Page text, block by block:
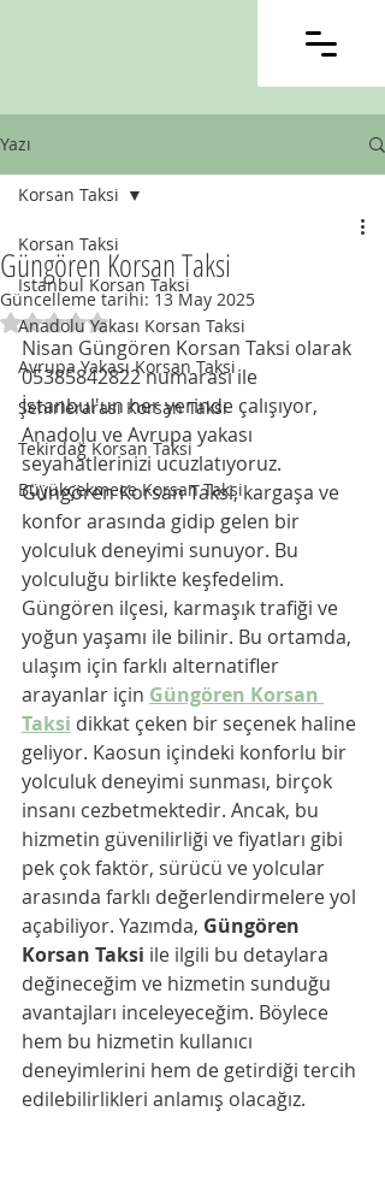
Yazı
Korsan Taksi
İstanbul Korsan Taksi
Anadolu Yakası Korsan Taksi
Avrupa Yakası Korsan Taksi
Şehirlerarası Korsan Taksi
Tekirdağ Korsan Taksi
Büyükçekmece Korsan Taksi
Korsan Taksi
Güngören Korsan Taksi
Güncelleme tarihi: 13 May 2025
5 üzerinden NaN yıldız
Nisan Güngören Korsan Taksi olarak
05385842822 numarası ile
İstanbul'un her yerinde çalışıyor,
Anadolu ve Avrupa yakası
seyahatlerinizi ucuzlatıyoruz.
Güngören Korsan Taksi, kargaşa ve
konfor arasında gidip gelen bir
yolculuk deneyimi sunuyor. Bu
yolculuğu birlikte keşfedelim.
Güngören ilçesi, karmaşık trafiği ve
yoğun yaşamı ile bilinir. Bu ortamda,
ulaşım için farklı alternatifler
arayanlar için Güngören Korsan
Taksi dikkat çeken bir seçenek haline
geliyor. Kaosun içindeki konforlu bir
yolculuk deneyimi sunması, birçok
insanı cezbetmektedir. Ancak, bu
hizmetin güvenilirliği ve fiyatları gibi
pek çok faktör, sürücü ve yolcular
arasında farklı değerlendirmelere yol
açabiliyor. Yazımda, Güngören
Korsan Taksi ile ilgili bu detaylara
değineceğim ve hizmetin sunduğu
avantajları inceleyeceğim. Böylece
hem bu hizmetin kullanıcı
deneyimlerini hem de getirdiği tercih
edilebilirlikleri anlamış olacağız.